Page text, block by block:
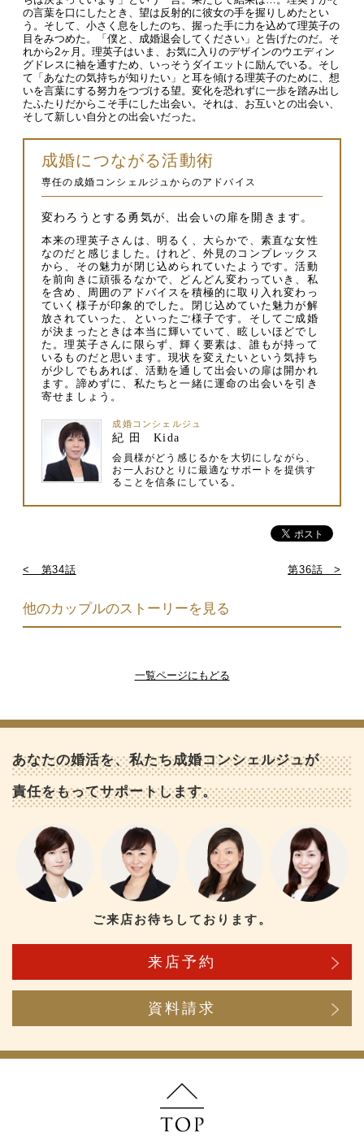
の言葉を口にしたとき、望は反射的に彼女の手を握りしめたとい
う。そして、小さく息をしたのち、握った手に力を込めて理英子の
目をみつめた。「僕と、成婚退会してください」と告げたのだ。そ
れから2ヶ月。理英子はいま、お気に入りのデザインのウエディン
グドレスに袖を通すため、いっそうダイエットに励んでいる。そし
て「あなたの気持ちが知りたい」と耳を傾ける理英子のために、想
いを言葉にする努力をつづける望。変化を恐れずに一歩を踏み出し
たふたりだからこそ手にした出会い。それは、お互いとの出会い、
そして新しい自分との出会いだった。
成婚につながる活動術
専任の成婚コンシェルジュからのアドバイス
変わろうとする勇気が、出会いの扉を開きます。
本来の理英子さんは、明るく、大らかで、素直な女性
なのだと感じました。けれど、外見のコンプレックス
から、その魅力が閉じ込められていたようです。活動
を前向きに頑張るなかで、どんどん変わっていき、私
を含め、周囲のアドバイスを積極的に取り入れ変わっ
ていく様子が印象的でした。閉じ込めていた魅力が解
放されていった、といったご様子です。そしてご成婚
が決まったときは本当に輝いていて、眩しいほどでし
た。理英子さんに限らず、輝く要素は、誰もが持って
いるものだと思います。現状を変えたいという気持ち
が少しでもあれば、活動を通して出会いの扉は開かれ
ます。諦めずに、私たちと一緒に運命の出会いを引き
寄せましょう。
成婚コンシェルジュ
紀 田 Kida
会員様がどう感じるかを大切にしながら、
お一人おひとりに最適なサポートを提供す
ることを信条にしている。
< 第34話 第36話 >
他のカップルのストーリーを見る
一覧ページにもどる
あなたの婚活を、私たち成婚コンシェルジュが
責任をもってサポートします。
ご来店お待ちしております。
来店予約
資料請求